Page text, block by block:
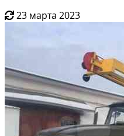
23 марта 2023